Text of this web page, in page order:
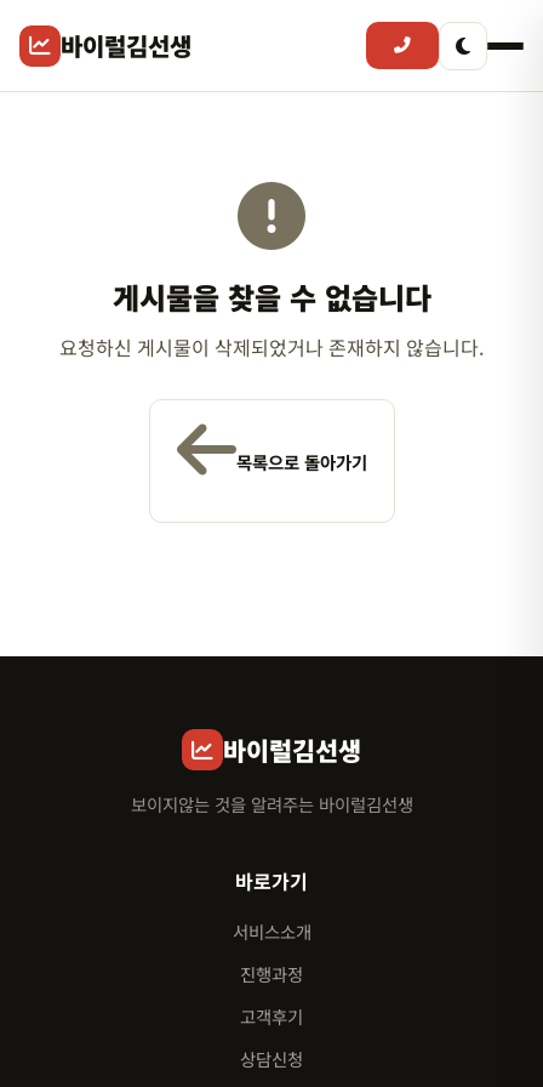
바이럴김선생
게시물을 찾을 수 없습니다
요청하신 게시물이 삭제되었거나 존재하지 않습니다.
목록으로 돌아가기
바이럴김선생
보이지않는 것을 알려주는 바이럴김선생
바로가기
서비스소개
진행과정
고객후기
상담신청